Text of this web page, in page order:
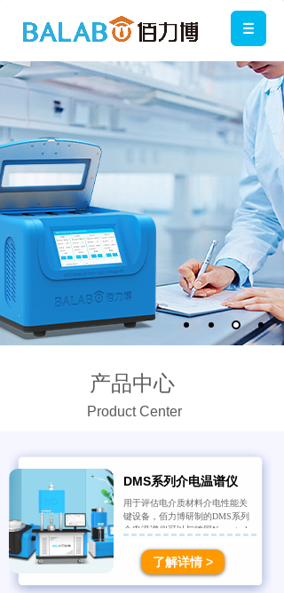
按钮文本
产品中心
Product Center
了解详情 >
DMS系列介电温谱仪
用于评估电介质材料介电性能关
键设备，佰力博研制的DMS系列
介电温谱仪可以与德国Novoctrol
或薄膜样品在-160℃~1650℃高低
温、真空、气氛等条件下电介质